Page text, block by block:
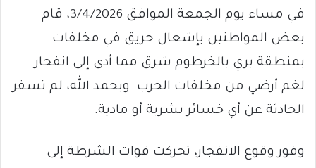
في مساء يوم الجمعة الموافق 3/4/2026، قام
بعض المواطنين بإشعال حريق في مخلفات
بمنطقة بري بالخرطوم شرق مما أدى إلى انفجار
لغم أرضي من مخلفات الحرب. وبحمد الله، لم تسفر
الحادثة عن أي خسائر بشرية أو مادية.
وفور وقوع الانفجار، تحركت قوات الشرطة إلى